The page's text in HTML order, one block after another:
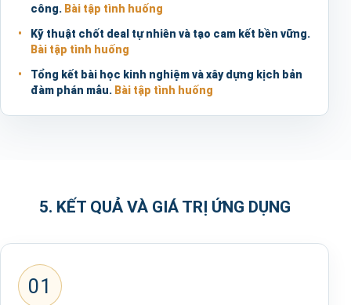
công. Bài tập tình huống
Kỹ thuật chốt deal tự nhiên và tạo cam kết bền vững.
Bài tập tình huống
Tổng kết bài học kinh nghiệm và xây dựng kịch bản
đàm phán mẫu. Bài tập tình huống
5. KẾT QUẢ VÀ GIÁ TRỊ ỨNG DỤNG
01